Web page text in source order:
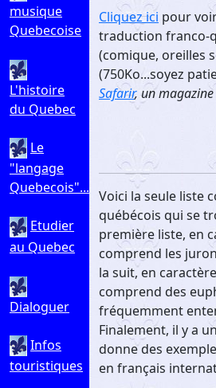
musique
Quebecoise
L'histoire
du Quebec
Le
"langage
Quebecois"...
Etudier
au Quebec
Dialoguer
Infos
touristiques
Cliquez ici pour
traduction franco-
(comique, oreilles
(750Ko...soyez
Safarir, un
Voici la seule liste
québécois qui se
première liste, en
comprend les
la suit, en
comprend des
fréquemment
Finalement, il y a
donne des
en français